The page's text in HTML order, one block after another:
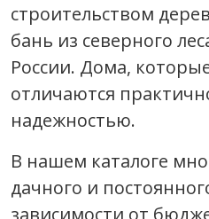
строительством
бань из северного
России. Дома,
отличаются
надежностью.
В нашем каталоге
дачного и
зависимости от